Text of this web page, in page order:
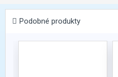
Podobné produkty